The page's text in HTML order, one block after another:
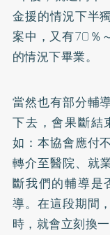
金援的情況下半
案中，又有70％
的情況下畢業。
當然也有部分輔
下去，會果斷結
如：本協會應付
轉介至醫院、就
斷我們的輔導是
導。在這段期間
時，就會立刻換一